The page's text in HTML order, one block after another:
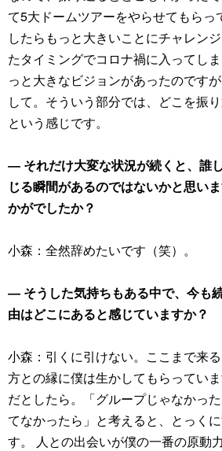
て5大ドームツアーをやらせてもらっ
したらもっと大きいことにチャレン
たタイミングでコロナ禍に入ってし
っと大きなビジョンがあったのです
して。そういう部分では、どこを振
という感じです。
― それだけ大変な状況が続くと、誰
じる瞬間があるのではないかと思い
かがでしたか？
小森：全然辞めたいです（笑）。
― そうした気持ちもある中で、今も
由はどこにあると感じていますか？
小森：引くに引けない。ここまで来
方との縁に僕は生かしてもらってい
だとしたら。「グループじゃなかっ
てなかったら」と考えると、とっく
す。 人との出会いが僕の一番の原動力